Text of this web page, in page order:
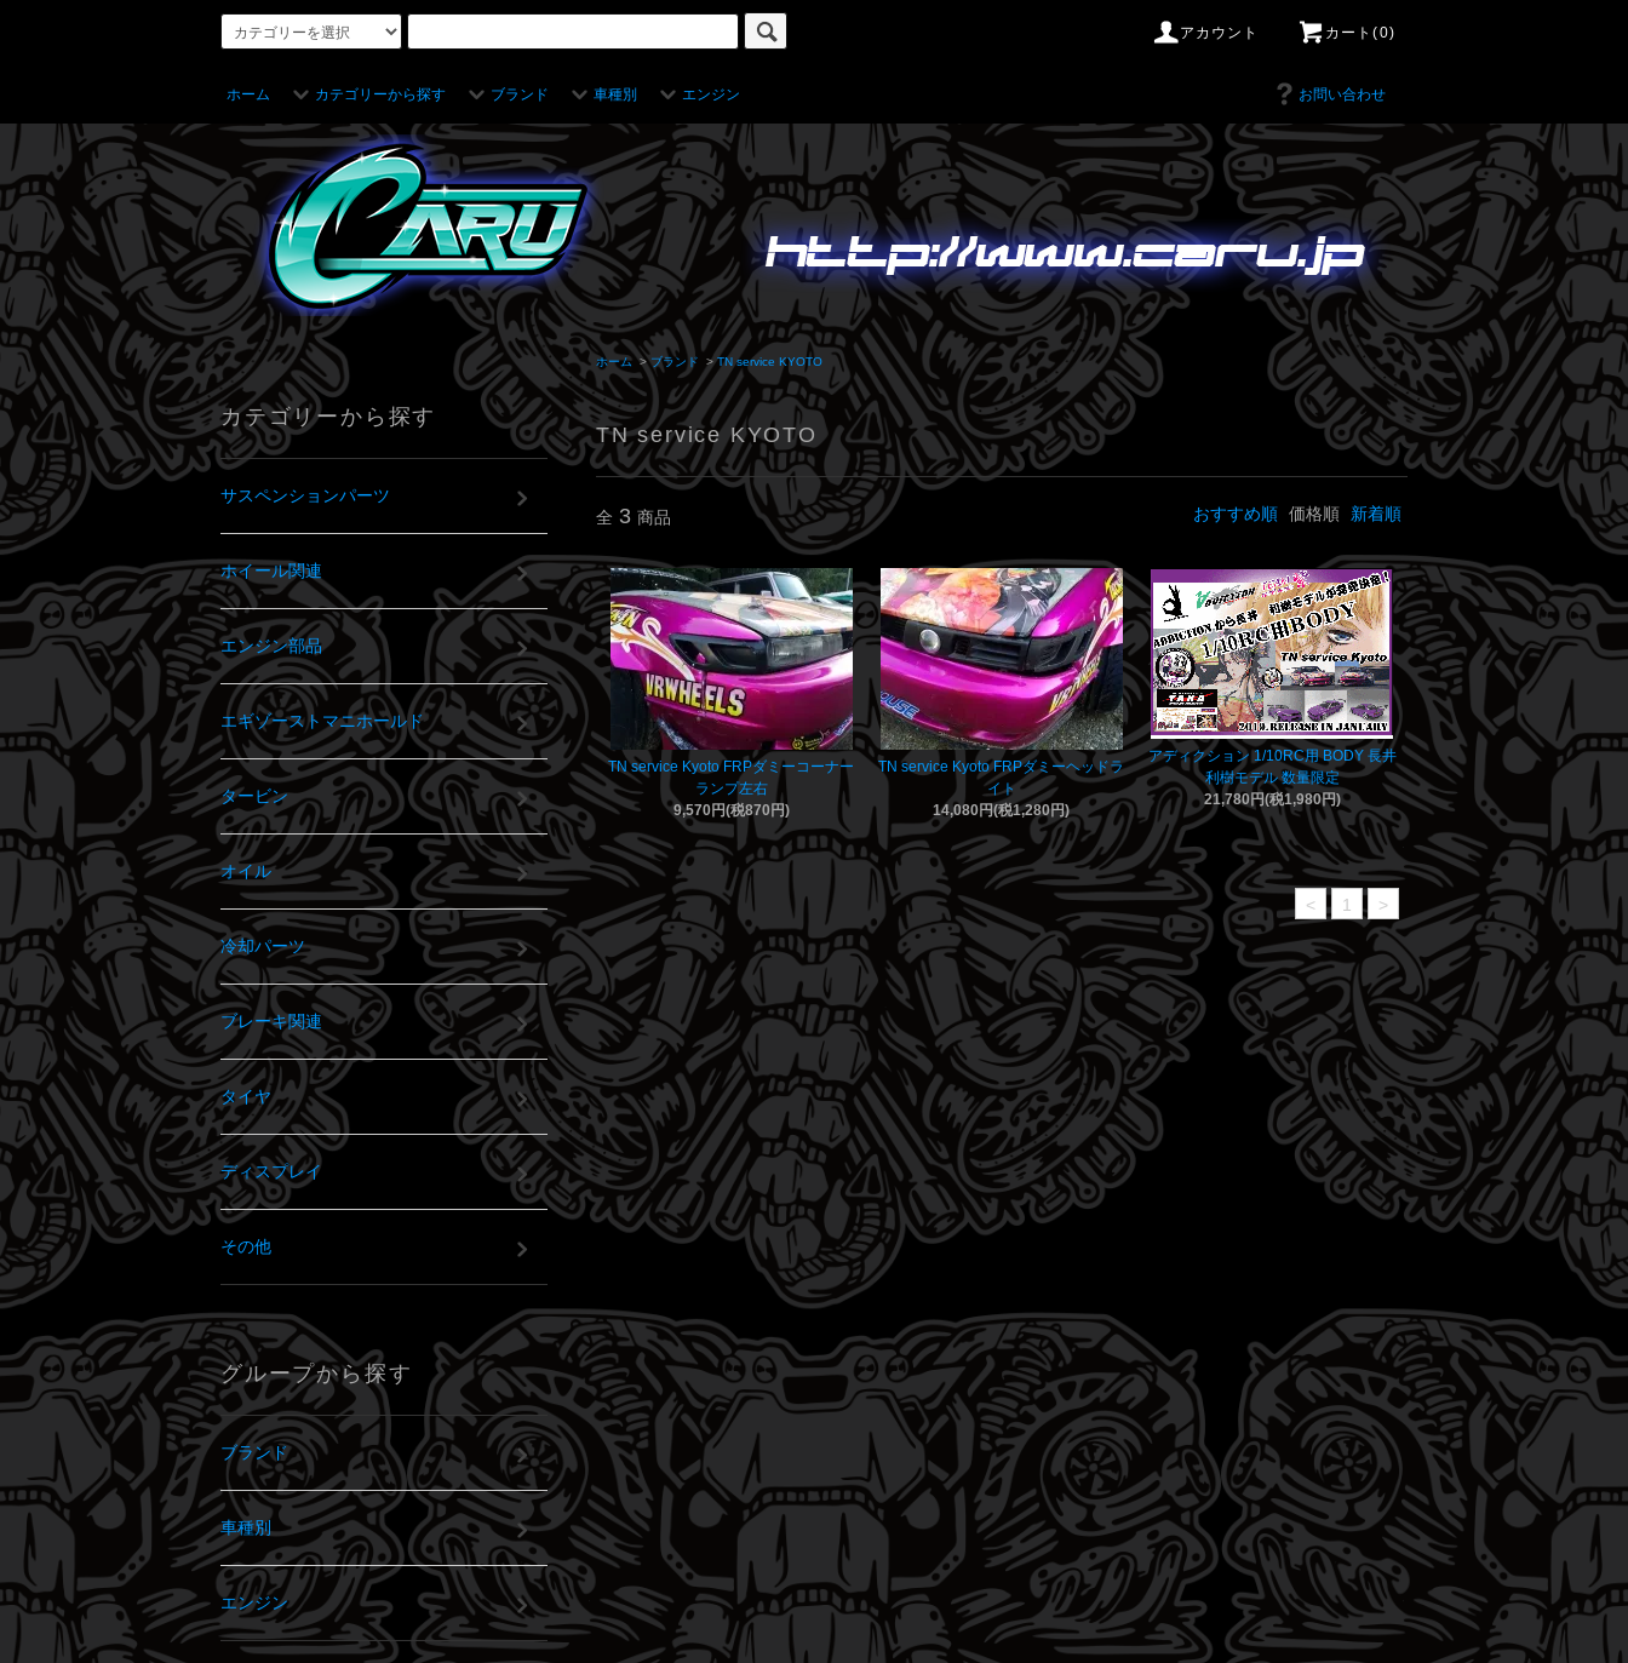
アカウント カート(0)
ホーム カテゴリーから探す ブランド 車種別 エンジン お問い合わせ
ホーム >ブランド >TN service KYOTO
TN service KYOTO
全 3 商品 おすすめ順 価格順 新着順
TN service Kyoto FRPダミーコーナー
ランプ左右
9,570円(税870円)
TN service Kyoto FRPダミーヘッドラ
イト
14,080円(税1,280円)
アディクション 1/10RC用 BODY 長井
利樹モデル 数量限定
21,780円(税1,980円)
< 1 >
カテゴリーから探す
サスペンションパーツ
ホイール関連
エンジン部品
エギゾーストマニホールド
タービン
オイル
冷却パーツ
ブレーキ関連
タイヤ
ディスプレイ
その他
グループから探す
ブランド
車種別
エンジン